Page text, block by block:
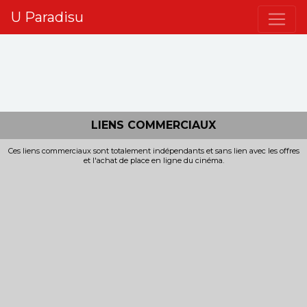
U Paradisu
LIENS COMMERCIAUX
Ces liens commerciaux sont totalement indépendants et sans lien avec les offres
et l'achat de place en ligne du cinéma.